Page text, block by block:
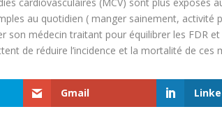
au quotidien ( manger sainement, activité
son médecin traitant pour équilibrer les FDR et
de réduire l’incidence et la mortalité de ces
Gmail